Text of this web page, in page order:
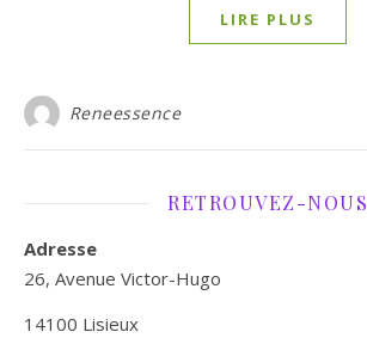
LIRE PLUS
Reneessence
RETROUVEZ-NOUS
Adresse
26, Avenue Victor-Hugo
14100 Lisieux